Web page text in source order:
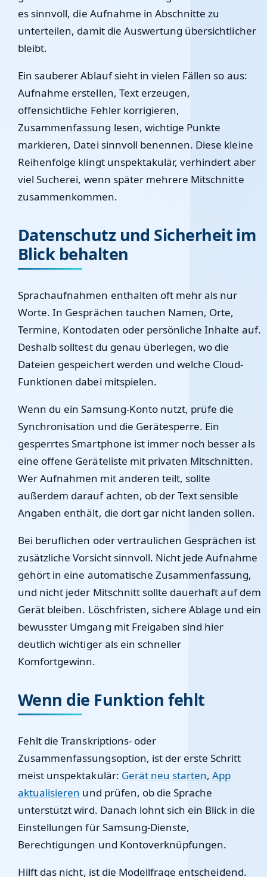
es sinnvoll, die Aufnahme in Abschnitte zu
unterteilen, damit die Auswertung übersichtlicher
bleibt.
Ein sauberer Ablauf sieht in vielen Fällen so aus:
Aufnahme erstellen, Text erzeugen,
offensichtliche Fehler korrigieren,
Zusammenfassung lesen, wichtige Punkte
markieren, Datei sinnvoll benennen. Diese kleine
Reihenfolge klingt unspektakulär, verhindert aber
viel Sucherei, wenn später mehrere Mitschnitte
zusammenkommen.
Datenschutz und Sicherheit im
Blick behalten
Sprachaufnahmen enthalten oft mehr als nur
Worte. In Gesprächen tauchen Namen, Orte,
Termine, Kontodaten oder persönliche Inhalte auf.
Deshalb solltest du genau überlegen, wo die
Dateien gespeichert werden und welche Cloud-
Funktionen dabei mitspielen.
Wenn du ein Samsung-Konto nutzt, prüfe die
Synchronisation und die Gerätesperre. Ein
gesperrtes Smartphone ist immer noch besser als
eine offene Geräteliste mit privaten Mitschnitten.
Wer Aufnahmen mit anderen teilt, sollte
außerdem darauf achten, ob der Text sensible
Angaben enthält, die dort gar nicht landen sollen.
Bei beruflichen oder vertraulichen Gesprächen ist
zusätzliche Vorsicht sinnvoll. Nicht jede Aufnahme
gehört in eine automatische Zusammenfassung,
und nicht jeder Mitschnitt sollte dauerhaft auf dem
Gerät bleiben. Löschfristen, sichere Ablage und ein
bewusster Umgang mit Freigaben sind hier
deutlich wichtiger als ein schneller
Komfortgewinn.
Wenn die Funktion fehlt
Fehlt die Transkriptions- oder
Zusammenfassungsoption, ist der erste Schritt
meist unspektakulär: Gerät neu starten,App
aktualisieren und prüfen, ob die Sprache
unterstützt wird. Danach lohnt sich ein Blick in die
Einstellungen für Samsung-Dienste,
Berechtigungen und Kontoverknüpfungen.
Hilft das nicht, ist die Modellfrage entscheidend.